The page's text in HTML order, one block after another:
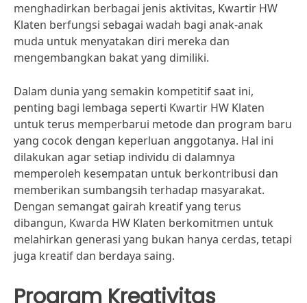
menghadirkan berbagai jenis aktivitas, Kwartir HW
Klaten berfungsi sebagai wadah bagi anak-anak
muda untuk menyatakan diri mereka dan
mengembangkan bakat yang dimiliki.
Dalam dunia yang semakin kompetitif saat ini,
penting bagi lembaga seperti Kwartir HW Klaten
untuk terus memperbarui metode dan program baru
yang cocok dengan keperluan anggotanya. Hal ini
dilakukan agar setiap individu di dalamnya
memperoleh kesempatan untuk berkontribusi dan
memberikan sumbangsih terhadap masyarakat.
Dengan semangat gairah kreatif yang terus
dibangun, Kwarda HW Klaten berkomitmen untuk
melahirkan generasi yang bukan hanya cerdas, tetapi
juga kreatif dan berdaya saing.
Program Kreativitas